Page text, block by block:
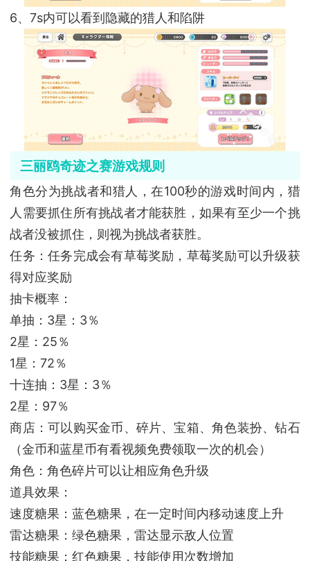
6、7s内可以看到隐藏的猎人和陷阱
三丽鸥奇迹之赛游戏规则
角色分为挑战者和猎人，在100秒的游戏时间内，猎
人需要抓住所有挑战者才能获胜，如果有至少一个挑
战者没被抓住，则视为挑战者获胜。
任务：任务完成会有草莓奖励，草莓奖励可以升级获
得对应奖励
抽卡概率：
单抽：3星：3％
2星：25％
1星：72％
十连抽：3星：3％
2星：97％
商店：可以购买金币、碎片、宝箱、角色装扮、钻石
（金币和蓝星币有看视频免费领取一次的机会）
角色：角色碎片可以让相应角色升级
道具效果：
速度糖果：蓝色糖果，在一定时间内移动速度上升
雷达糖果：绿色糖果，雷达显示敌人位置
技能糖果：红色糖果，技能使用次数增加